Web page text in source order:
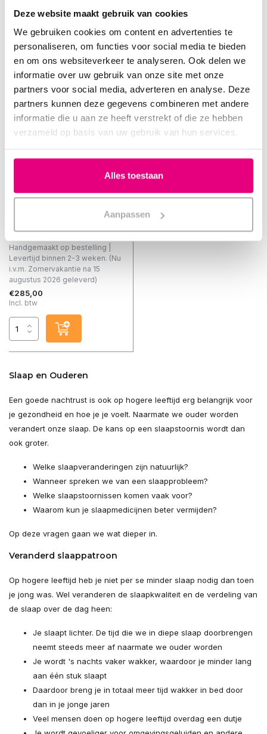
Deze website maakt gebruik van cookies
We gebruiken cookies om content en advertenties te
personaliseren, om functies voor social media te bieden
en om ons websiteverkeer te analyseren. Ook delen we
informatie over uw gebruik van onze site met onze
partners voor social media, adverteren en analyse. Deze
partners kunnen deze gegevens combineren met andere
informatie die u aan ze heeft verstrekt of die ze hebben
verzameld op basis van uw gebruik van hun services.
Alles toestaan
Aanpassen
Merino wollen deken -
Handgemaakt op bestelling |
Levertijd binnen 2-3 weken. (Nu
i.v.m. Zomervakantie na 15
augustus 2026 geleverd)
€285,00
Incl. btw
Slaap en Ouderen
Een goede nachtrust is ook op hogere leeftijd erg belangrijk voor
je gezondheid en hoe je je voelt. Naarmate we ouder worden
verandert onze slaap. De kans op een slaapstoornis wordt dan
ook groter.
Welke slaapveranderingen zijn natuurlijk?
Wanneer spreken we van een slaapprobleem?
Welke slaapstoornissen komen vaak voor?
Waarom kun je slaapmedicijnen beter vermijden?
Op deze vragen gaan we wat dieper in.
Veranderd slaappatroon
Op hogere leeftijd heb je niet per se minder slaap nodig dan toen
je jong was. Wel veranderen de slaapkwaliteit en de verdeling van
de slaap over de dag heen:
Je slaapt lichter. De tijd die we in diepe slaap doorbrengen
neemt steeds meer af naarmate we ouder worden
Je wordt 's nachts vaker wakker, waardoor je minder lang
aan één stuk slaapt
Daardoor breng je in totaal meer tijd wakker in bed door
dan in je jonge jaren
Veel mensen doen op hogere leeftijd overdag een dutje